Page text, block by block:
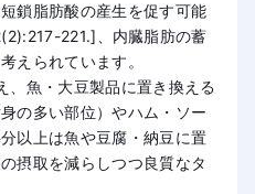
鎖脂肪酸の産生を促す可能
221.]、内臓脂肪の蓄
えられています。
、魚・大豆製品に置き換える
の多い部位）やハム・ソー
以上は魚や豆腐・納豆に置
摂取を減らしつつ良質なタ